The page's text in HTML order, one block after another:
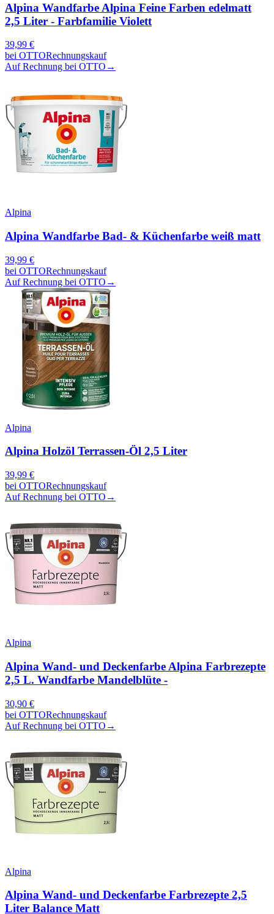
Alpina Wandfarbe Alpina Feine Farben edelmatt
2,5 Liter - Farbfamilie Violett
39,99 €
bei OTTORechnungskauf
Auf Rechnung bei OTTO →
Alpina
Alpina Wandfarbe Bad- & Küchenfarbe weiß matt
39,99 €
bei OTTORechnungskauf
Auf Rechnung bei OTTO →
Alpina
Alpina Holzöl Terrassen-Öl 2,5 Liter
39,99 €
bei OTTORechnungskauf
Auf Rechnung bei OTTO →
Alpina
Alpina Wand- und Deckenfarbe Alpina Farbrezepte
2,5 L. Wandfarbe Mandelblüte -
30,90 €
bei OTTORechnungskauf
Auf Rechnung bei OTTO →
Alpina
Alpina Wand- und Deckenfarbe Farbrezepte 2,5
Liter Balance Matt